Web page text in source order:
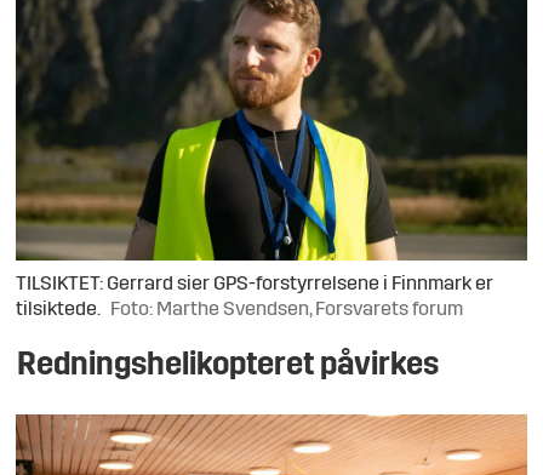
etterligner de ekte satelittsignalene.
Mottakeren vil dermed kunne tro at
vedkommende er et annet sted og på en
annen tid enn hun er.
Meaconing er en tredje teknikk innen
elektronisk krigføring. En angriper vil da
fange opp og videresende et ekte GNSS-
signal til en mottaker, men med noe
tidsforsinkelse. Mottakeren vil da kunne
problem ifølge Nasjonal
kommunikasjonsmyndighet.
TILSIKTET: Gerrard sier GPS-forstyrrelsene i Finnmark er
tilsiktede. Foto: Marthe Svendsen, Forsvarets forum
Redningshelikopteret påvirkes